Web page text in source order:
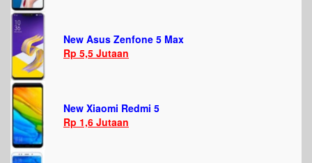
New Asus Zenfone 5 Max
Rp 5,5 Jutaan
New Xiaomi Redmi 5
Rp 1,6 Jutaan